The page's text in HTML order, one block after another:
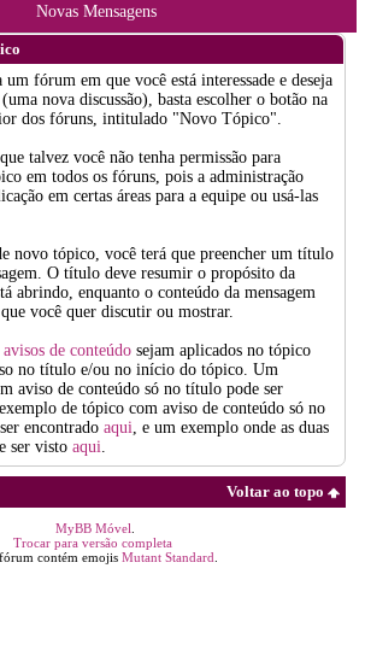
Novas Mensagens
fórum em que você está interessade e deseja
nova discussão), basta escolher o botão na
dos fóruns, intitulado "Novo Tópico".
talvez você não tenha permissão para
em todos os fóruns, pois a administração
em certas áreas para a equipe ou usá-las
novo tópico, você terá que preencher um título
O título deve resumir o propósito da
abrindo, enquanto o conteúdo da mensagem
você quer discutir ou mostrar.
avisos de conteúdo sejam aplicados no tópico
no título e/ou no início do tópico. Um
aviso de conteúdo só no título pode ser
exemplo de tópico com aviso de conteúdo só no
encontrado aqui , e um exemplo onde as duas
ser visto aqui
Voltar ao topo
MyBB Móvel
Trocar para versão completa
contém emojis Mutant Standard